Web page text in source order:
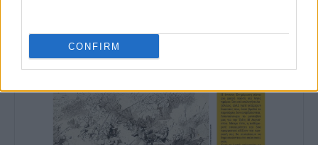
CONFIRM